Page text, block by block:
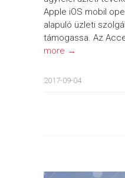
Apple iOS mobil
alapuló üzleti
támogassa. Az
more →
2017-09-04